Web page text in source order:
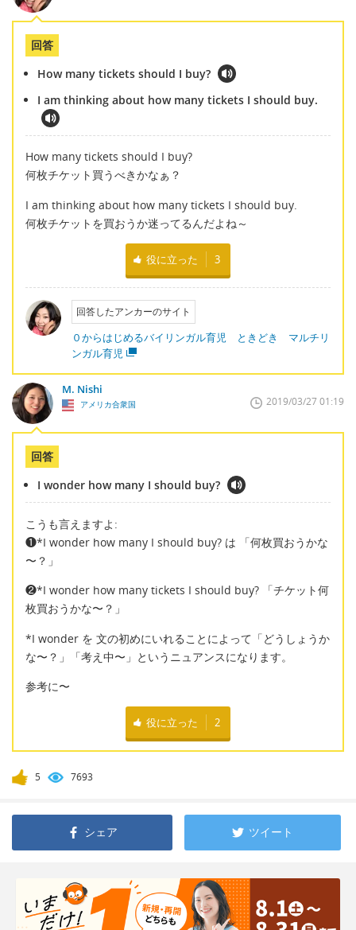
回答
How many tickets should I buy?
I am thinking about how many tickets I should buy.
How many tickets should I buy?
何枚チケット買うべきかなぁ？
I am thinking about how many tickets I should buy.
何枚チケットを買おうか迷ってるんだよね～
役に立った 3
回答したアンカーのサイト
０からはじめるバイリンガル育児 ときどき マルチリ
ンガル育児
M. Nishi
アメリカ合衆国 2019/03/27 01:19
回答
I wonder how many I should buy?
こうも言えますよ:
❶*I wonder how many I should buy? は 「何枚買おうかな
〜？」
❷*I wonder how many tickets I should buy? 「チケット何
枚買おうかな〜？」
*I wonder を 文の初めにいれることによって「どうしょうか
な〜？」「考え中〜」というニュアンスになります。
参考に〜
役に立った 2
5 7693
シェア ツイート